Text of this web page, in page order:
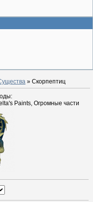
» Скорпептиц
Paints, Огромные части